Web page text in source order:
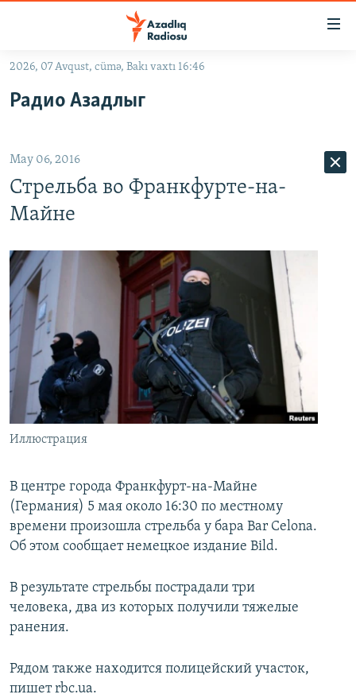
Əsas
qayıt
qayıt
Axtarışa
keç
#İZAHLA
#ƏSLINDƏ
FƏRQƏ BAX
ARAŞDIRMA
MULTIMEDIA
VIDEO
FOTOQALEREYA
İNFOQRAFIKA
KARIKATURA
RADIO ARXIV
OXU ZALI
AZƏRBAYCAN ƏDƏBIYYATI KITABXANASI
İSLAM VƏ DEMOKRATIYA
HAQQIMIZDA
MISSIYAMIZ
PEŞƏ ETIKASI VƏ JURNALISTIKA STANDARTLARIMIZ
BIZIMLƏ ƏLAQƏ
XƏBƏR BÜLLETENLƏRIMIZ
BIZI IZLƏ
2026, 07 Avqust, cümə, Bakı vaxtı 16:46
Радио Азадлыг
May 06, 2016
Стрельба во Франкфурте-на-
Майне
Иллюстрация
В центре города Франкфурт-на-Майне
(Германия) 5 мая около 16:30 по местному
времени произошла стрельба у бара Bar Celona.
Об этом сообщает немецкое издание Bild.
В результате стрельбы пострадали три
человека, два из которых получили тяжелые
ранения.
Рядом также находится полицейский участок,
пишет rbc.ua.